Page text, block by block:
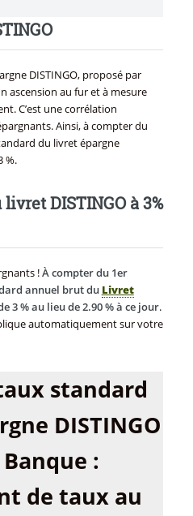
DISTINGO, proposé par
ascension au fur et à mesure
C’est une corrélation
Ainsi, à compter du
du livret épargne
%.
DISTINGO à 3%
!À compter du 1er
annuel brut du Livret
3 % au lieu de 2.90 % à ce jour.
automatiquement sur votre
standard
DISTINGO
Banque :
de taux au